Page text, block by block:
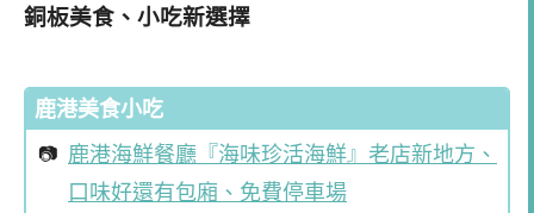
銅板美食、小吃新選擇
鹿港美食小吃
鹿港海鮮餐廳『海味珍活海鮮』老店新地方、
口味好還有包廂、免費停車場